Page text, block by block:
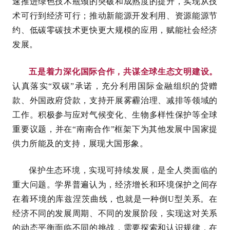
术可行到经济可行；推动新能源开发利用、资源能源节
约、低碳零碳技术更快更大规模的应用，赋能社会经济
发展。
五是着力深化国际合作，共谋全球生态文明建设。
认真落实“双碳”承诺，充分利用国际金融组织的贷赠
款、外国政府贷款，支持开展雾霾治理、减排等领域的
工作。积极参与应对气候变化、生物多样性保护等全球
重要议题，并在“南南合作”框架下为其他发展中国家提
供力所能及的支持，展现大国形象。
保护生态环境，实现可持续发展，是全人类面临的
重大问题。学界普遍认为，经济增长和环境保护之间存
在着环境的库兹涅茨曲线，也就是一种倒U型关系。在
经济不同的发展周期、不同的发展阶段，实现这对关系
的动态平衡面临不同的挑战，需要探索和认识规律，在